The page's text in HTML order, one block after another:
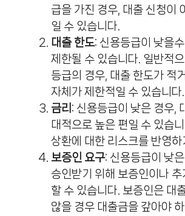
급을 가진 경우, 대출 신청이
일 수 있습니다.
대출 한도: 신용등급이 낮을
제한될 수 있습니다. 일반적
등급의 경우, 대출 한도가 적
자체가 제한적일 수 있습니다.
금리 : 신용등급이 낮은 경우,
대적으로 높은 편일 수 있습
상환에 대한 리스크를 반영하
보증인 요구: 신용등급이 낮
승인받기 위해 보증인이나
할 수 있습니다. 보증인은 대
않을 경우 대출금을 갚아야